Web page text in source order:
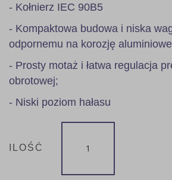
- Kołnierz IEC 90B5
- Kompaktowa budowa i niska
odpornemu na korozję
- Prosty motaż i łatwa regulacja
obrotowej;
- Niski poziom hałasu
ILOŚĆ